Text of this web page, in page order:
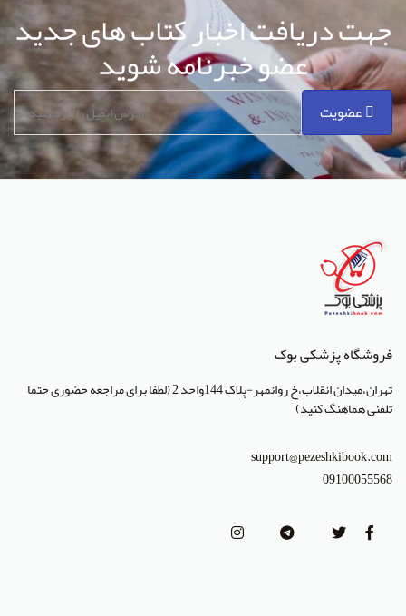
جهت دریافت اخبار کتاب های جدید
عضو خبرنامه شوید
عضویت
فروشگاه پزشکی بوک
تهران،میدان انقلاب،خ روانمهر-پلاک 144واحد 2 (لطفا برای مراجعه حضوری حتما
تلفنی هماهنگ کنید)
support@pezeshkibook.com
09100055568